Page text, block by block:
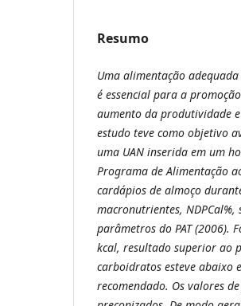
Resumo
Uma alimentação
é essencial para a
aumento da produtividade
estudo teve como objetivo
uma UAN inserida em um
Programa de Alimentação
cardápios de almoço
macronutrientes,
parâmetros do PAT (2006).
kcal, resultado superior ao
carboidratos esteve abaixo
recomendado. Os valores